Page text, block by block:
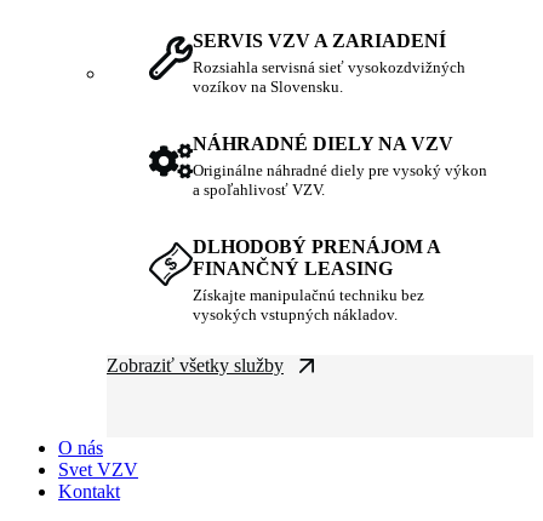
SERVIS VZV A ZARIADENÍ
Rozsiahla servisná sieť vysokozdvižných
vozíkov na Slovensku.
NÁHRADNÉ DIELY NA VZV
Originálne náhradné diely pre vysoký výkon
a spoľahlivosť VZV.
DLHODOBÝ PRENÁJOM A
FINANČNÝ LEASING
Získajte manipulačnú techniku bez
vysokých vstupných nákladov.
Zobraziť všetky služby
O nás
Svet VZV
Kontakt